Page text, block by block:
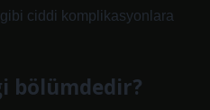
ciddi komplikasyonlara
bölümdedir?